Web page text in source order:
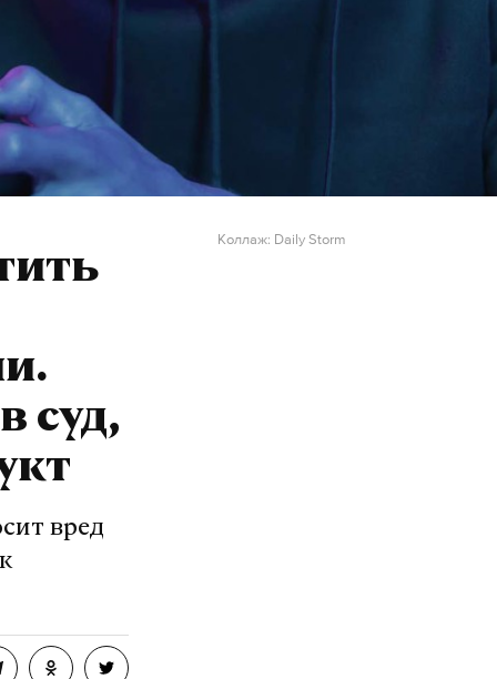
суд,
вред
Коллаж: Daily Storm